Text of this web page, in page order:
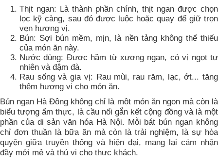
Thịt ngan: Là thành phần chính, thịt ngan được chọn
lọc kỹ càng, sau đó được luộc hoặc quay để giữ trọn
vẹn hương vị.
Bún: Sợi bún mềm, mịn, là nền tảng không thể thiếu
của món ăn này.
Nước dùng: Được hầm từ xương ngan, có vị ngọt tự
nhiên và đậm đà.
Rau sống và gia vị: Rau mùi, rau răm, lạc, ớt... tăng
thêm hương vị cho món ăn.
Bún ngan Hà Đông không chỉ là một món ăn ngon mà còn là
biểu tượng ẩm thực, là cầu nối gắn kết cộng đồng và là một
phần của di sản văn hóa Hà Nội. Mỗi bát bún ngan không
chỉ đơn thuần là bữa ăn mà còn là trải nghiệm, là sự hòa
quyện giữa truyền thống và hiện đại, mang lại cảm nhận
đầy mới mẻ và thú vị cho thực khách.